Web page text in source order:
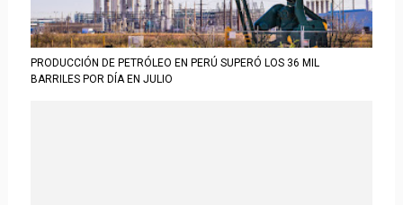
PRODUCCIÓN DE PETRÓLEO EN PERÚ SUPERÓ LOS 36 MIL
BARRILES POR DÍA EN JULIO